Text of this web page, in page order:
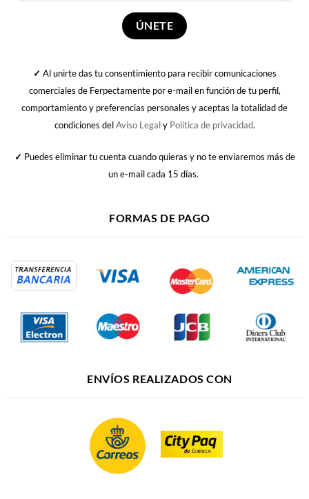
✓ Al unirte das tu consentimiento para recibir comunicaciones
comerciales de Ferpectamente por e-mail en función de tu perfil,
comportamiento y preferencias personales y aceptas la totalidad de
condiciones delAviso Legaly Política de privacidad.
✓ Puedes eliminar tu cuenta cuando quieras y no te enviaremos más de
un e-mail cada 15 días.
FORMAS DE PAGO
ENVÍOS REALIZADOS CON